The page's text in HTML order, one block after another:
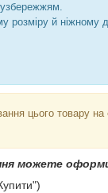
розміру й ніжному
цього товару на
можете